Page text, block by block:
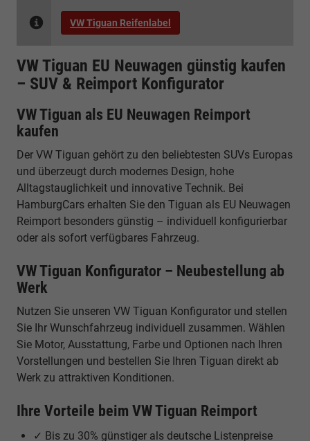
VW Tiguan Reifenlabel
VW Tiguan EU Neuwagen günstig kaufen
– SUV & Reimport Konfigurator
VW Tiguan als EU Neuwagen Reimport
kaufen
Der VW Tiguan gehört zu den beliebtesten SUVs Europas
und überzeugt durch modernes Design, hohe
Alltagstauglichkeit und innovative Technik. Bei
HamburgCars erhalten Sie den Tiguan als EU Neuwagen
Reimport besonders günstig – individuell konfigurierbar
oder als sofort verfügbares Fahrzeug.
VW Tiguan Konfigurator – Neubestellung ab
Werk
Nutzen Sie unseren VW Tiguan Konfigurator und stellen
Sie Ihr Wunschfahrzeug individuell zusammen. Wählen
Sie Motor, Ausstattung, Farbe und Optionen nach Ihren
Vorstellungen und bestellen Sie Ihren Tiguan direkt ab
Werk zu attraktiven Konditionen.
Ihre Vorteile beim VW Tiguan Reimport
✓ Bis zu 30% günstiger als deutsche Listenpreise